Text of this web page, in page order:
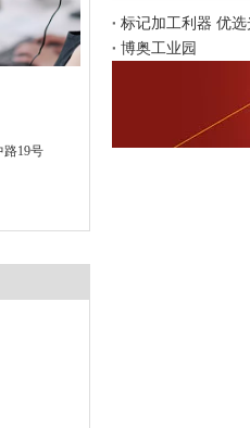
路19号
标记加工利器 优
博奥工业园